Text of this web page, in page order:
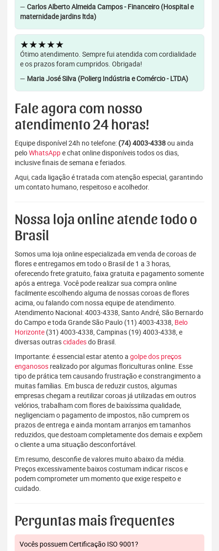
— Carlos Alberto Almeida Campos - Financeiro (Hospital e
maternidade jardins ltda)
★★★★★
Ótimo atendimento. Sempre fui atendida com cordialidade
e os prazos foram cumpridos. Obrigada!
— Maria José Silva (Polierg Indústria e Comércio - LTDA)
Fale agora com nosso
atendimento 24 horas!
Equipe disponível 24h no telefone: (74) 4003-4338ou ainda
peloWhatsAppe chat online disponíveis todos os dias,
inclusive finais de semana e feriados.
Aqui, cada ligação é tratada com atenção especial, garantindo
um contato humano, respeitoso e acolhedor.
Nossa loja online atende todo o
Brasil
Somos uma loja online especializada em venda de coroas de
flores e entregamos em todo o Brasil de 1 a 3 horas,
oferecendo frete gratuito, faixa gratuita e pagamento somente
após a entrega. Você pode realizar sua compra online
facilmente escolhendo alguma de nossas coroas de flores
acima, ou falando com nossa equipe de atendimento.
Atendimento Nacional: 4003-4338, Santo André, São Bernardo
do Campo e toda Grande São Paulo (11) 4003-4338, Belo
Horizonte (31) 4003-4338, Campinas (19) 4003-4338, e
diversas outrascidadesdo Brasil.
Importante: é essencial estar atento a golpe dos preços
enganosos realizado por algumas floriculturas online. Esse
tipo de prática tem causando frustração e constrangimento a
muitas famílias. Em busca de reduzir custos, algumas
empresas chegam a reutilizar coroas já utilizadas em outros
velórios, trabalham com flores de baixíssima qualidade,
negligenciam o pagamento de impostos, não cumprem os
prazos de entrega e ainda montam arranjos em tamanhos
reduzidos, que destoam completamente dos demais e expõem
o cliente a uma situação desconfortável.
Em resumo, desconfie de valores muito abaixo da média.
Preços excessivamente baixos costumam indicar riscos e
podem comprometer um momento que exige respeito e
cuidado.
Perguntas mais frequentes
Vocês possuem Certificação ISO 9001?